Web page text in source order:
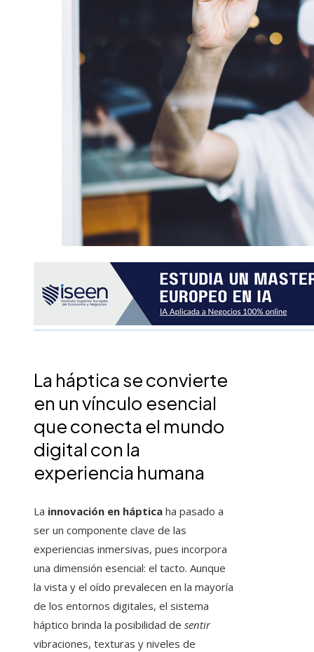
La háptica se convierte
en un vínculo esencial
que conecta el mundo
digital con la
experiencia humana
La innovación en háptica ha pasado a
ser un componente clave de las
experiencias inmersivas, pues incorpora
una dimensión esencial: el tacto. Aunque
la vista y el oído prevalecen en la mayoría
de los entornos digitales, el sistema
háptico brinda la posibilidad de sentir
vibraciones, texturas y niveles de